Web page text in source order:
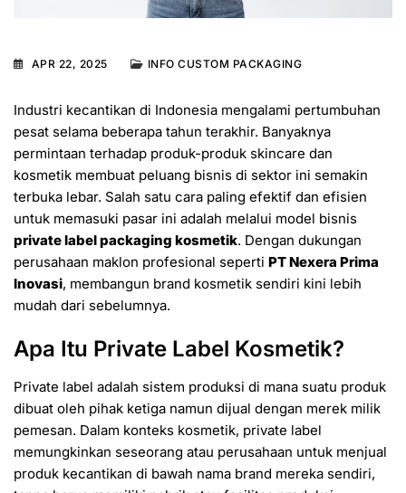
APR 22, 2025 INFO CUSTOM PACKAGING
Industri kecantikan di Indonesia mengalami pertumbuhan
pesat selama beberapa tahun terakhir. Banyaknya
permintaan terhadap produk-produk skincare dan
kosmetik membuat peluang bisnis di sektor ini semakin
terbuka lebar. Salah satu cara paling efektif dan efisien
untuk memasuki pasar ini adalah melalui model bisnis
private label packaging kosmetik. Dengan dukungan
perusahaan maklon profesional seperti PT Nexera Prima
Inovasi, membangun brand kosmetik sendiri kini lebih
mudah dari sebelumnya.
Apa Itu Private Label Kosmetik?
Private label adalah sistem produksi di mana suatu produk
dibuat oleh pihak ketiga namun dijual dengan merek milik
pemesan. Dalam konteks kosmetik, private label
memungkinkan seseorang atau perusahaan untuk menjual
produk kecantikan di bawah nama brand mereka sendiri,